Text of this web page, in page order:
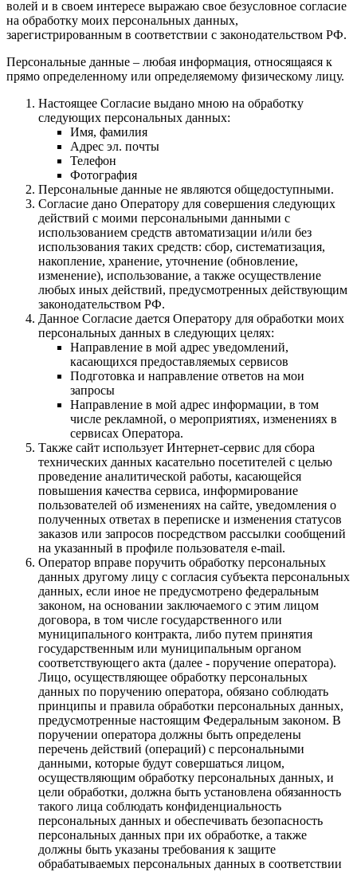
волей и в своем интересе выражаю свое безусловное согласие
на обработку моих персональных данных,
зарегистрированным в соответствии с законодательством РФ.
Персональные данные – любая информация, относящаяся к
прямо определенному или определяемому физическому лицу.
Настоящее Согласие выдано мною на обработку
следующих персональных данных:
Имя, фамилия
Адрес эл. почты
Телефон
Фотография
Персональные данные не являются общедоступными.
Согласие дано Оператору для совершения следующих
действий с моими персональными данными с
использованием средств автоматизации и/или без
использования таких средств: сбор, систематизация,
накопление, хранение, уточнение (обновление,
изменение), использование, а также осуществление
любых иных действий, предусмотренных действующим
законодательством РФ.
Данное Согласие дается Оператору для обработки моих
персональных данных в следующих целях:
Направление в мой адрес уведомлений,
касающихся предоставляемых сервисов
Подготовка и направление ответов на мои
запросы
Направление в мой адрес информации, в том
числе рекламной, о мероприятиях, изменениях в
сервисах Оператора.
Также сайт использует Интернет-сервис для сбора
технических данных касательно посетителей с целью
проведение аналитической работы, касающейся
повышения качества сервиса, информирование
пользователей об изменениях на сайте, уведомления о
полученных ответах в переписке и изменения статусов
заказов или запросов посредством рассылки сообщений
на указанный в профиле пользователя e-mail.
Оператор вправе поручить обработку персональных
данных другому лицу с согласия субъекта персональных
данных, если иное не предусмотрено федеральным
законом, на основании заключаемого с этим лицом
договора, в том числе государственного или
муниципального контракта, либо путем принятия
государственным или муниципальным органом
соответствующего акта (далее - поручение оператора).
Лицо, осуществляющее обработку персональных
данных по поручению оператора, обязано соблюдать
принципы и правила обработки персональных данных,
предусмотренные настоящим Федеральным законом. В
поручении оператора должны быть определены
перечень действий (операций) с персональными
данными, которые будут совершаться лицом,
осуществляющим обработку персональных данных, и
цели обработки, должна быть установлена обязанность
такого лица соблюдать конфиденциальность
персональных данных и обеспечивать безопасность
персональных данных при их обработке, а также
должны быть указаны требования к защите
обрабатываемых персональных данных в соответствии